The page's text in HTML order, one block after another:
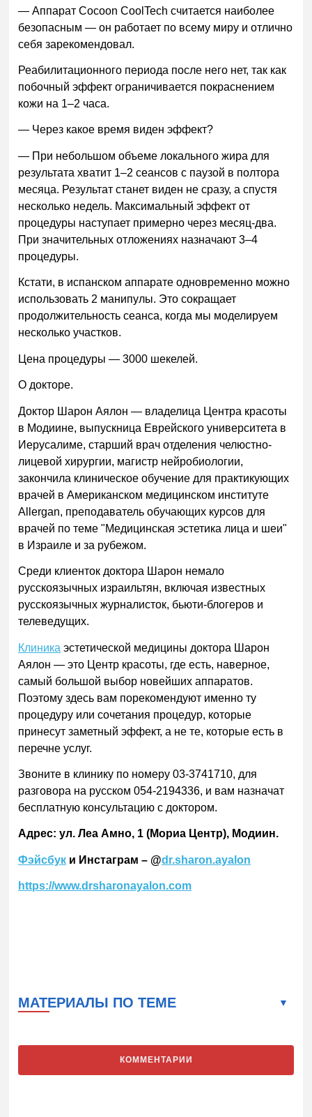
— Аппарат Cocoon CoolTech считается наиболее
безопасным — он работает по всему миру и отлично
себя зарекомендовал.
Реабилитационного периода после него нет, так как
побочный эффект ограничивается покраснением
кожи на 1–2 часа.
— Через какое время виден эффект?
— При небольшом объеме локального жира для
результата хватит 1–2 сеансов с паузой в полтора
месяца. Результат станет виден не сразу, а спустя
несколько недель. Максимальный эффект от
процедуры наступает примерно через месяц-два.
При значительных отложениях назначают 3–4
процедуры.
Кстати, в испанском аппарате одновременно можно
использовать 2 манипулы. Это сокращает
продолжительность сеанса, когда мы моделируем
несколько участков.
Цена процедуры — 3000 шекелей.
О докторе.
Доктор Шарон Аялон — владелица Центра красоты
в Модиине, выпускница Еврейского университета в
Иерусалиме, старший врач отделения челюстно-
лицевой хирургии, магистр нейробиологии,
закончила клиническое обучение для практикующих
врачей в Американском медицинском институте
Allergan, преподаватель обучающих курсов для
врачей по теме "Медицинская эстетика лица и шеи"
в Израиле и за рубежом.
Среди клиенток доктора Шарон немало
русскоязычных израильтян, включая известных
русскоязычных журналисток, бьюти-блогеров и
телеведущих.
Клиника эстетической медицины доктора Шарон
Аялон — это Центр красоты, где есть, наверное,
самый большой выбор новейших аппаратов.
Поэтому здесь вам порекомендуют именно ту
процедуру или сочетания процедур, которые
принесут заметный эффект, а не те, которые есть в
перечне услуг.
Звоните в клинику по номеру 03-3741710, для
разговора на русском 054-2194336, и вам назначат
бесплатную консультацию с доктором.
Адрес: ул. Леа Амно, 1 (Мориа Центр), Модиин.
Фэйсбук и Инстаграм – @dr.sharon.ayalon
https://www.drsharonayalon.com
МАТЕРИАЛЫ ПО ТЕМЕ
КОММЕНТАРИИ